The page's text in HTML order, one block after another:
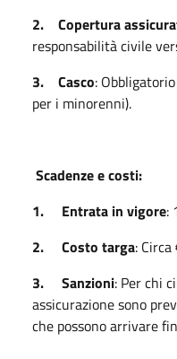
2. Copertura
responsabilità civile
3. Casco:
per i minorenni).
Scadenze e costi:
1. Entrata in vigore:
2. Costo targa: Circa
3. Sanzioni: Per chi
assicurazione sono
che possono arrivare